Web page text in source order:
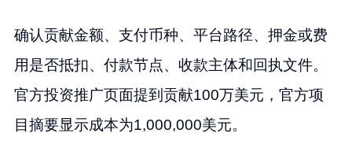
确认贡献金额、支付币种、平台路径、押金或费
用是否抵扣、付款节点、收款主体和回执文件。
官方投资推广页面提到贡献100万美元，官方项
目摘要显示成本为1,000,000美元。